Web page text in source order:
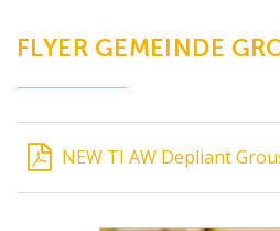
FLYER GEMEINDE
NEW TI AW Depliant